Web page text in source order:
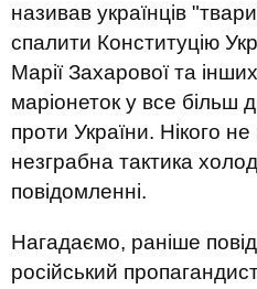
називав українців
спалити Конституцію
Марії Захарової та
маріонеток у все більш
проти України. Нікого
незграбна тактика
повідомленні.
Нагадаємо, раніше
російський